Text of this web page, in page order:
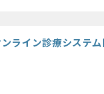
ライン診療システ